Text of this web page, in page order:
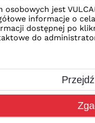
swoje konto wybierz